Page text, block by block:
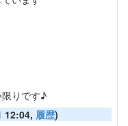
りです♪
12:04, 履歴)